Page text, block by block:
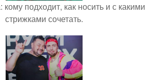
подходит, как носить и с какими
стрижками сочетать.